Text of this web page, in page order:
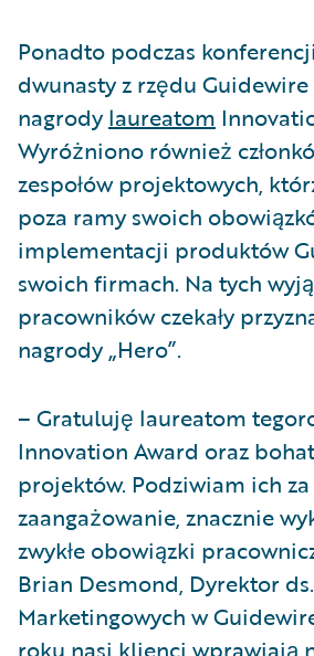
Ponadto podczas
dwunasty z rzędu Guidewire
nagrodylaureatom
Wyróżniono również
zespołów projektowych,
poza ramy swoich
implementacji produktów
swoich firmach. Na tych
pracowników czekały
nagrody „Hero”.
– Gratuluję laureatom
Innovation Award oraz
projektów. Podziwiam ich za
zaangażowanie, znacznie
zwykłe obowiązki
Brian Desmond, Dyrektor ds.
Marketingowych w
roku nasi klienci wprawiają